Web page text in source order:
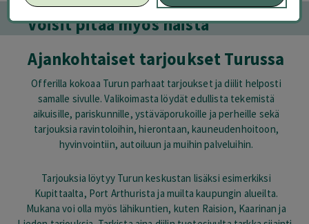
Voisit pitää myös näistä
Ajankohtaiset tarjoukset Turussa
Offerilla kokoaa Turun parhaat tarjoukset ja diilit helposti
samalle sivulle. Valikoimasta löydät edullista tekemistä
aikuisille, pariskunnille, ystäväporukoille ja perheille sekä
tarjouksia ravintoloihin, hierontaan, kauneudenhoitoon,
hyvinvointiin, autoiluun ja muihin palveluihin.
Tarjouksia löytyy Turun keskustan lisäksi esimerkiksi
Kupittaalta, Port Arthurista ja muilta kaupungin alueilta.
Mukana voi olla myös lähikuntien, kuten Raision, Kaarinan ja